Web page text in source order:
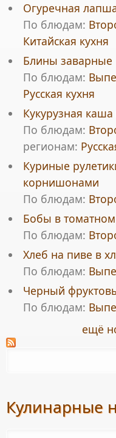
Огуречная
По блюдам:
Китайская кухня
Блины заварные
По блюдам:
Русская кухня
Кукурузная каша
По блюдам:
регионам:
Куриные
корнишонами
По блюдам:
Бобы в томатном
По блюдам:
Хлеб на пиве в
По блюдам:
Черный
По блюдам:
ещё
Кулинарные